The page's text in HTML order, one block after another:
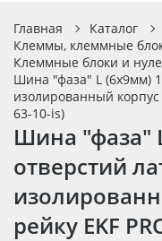
Главная Каталог
Клеммы, клеммные
Клеммные блоки и
Шина "фаза" L (6х9мм)
изолированный корпус
63-10-is)
Шина "фаза"
отверстий
рейку EKF